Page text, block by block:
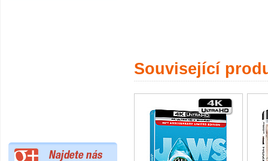
Související